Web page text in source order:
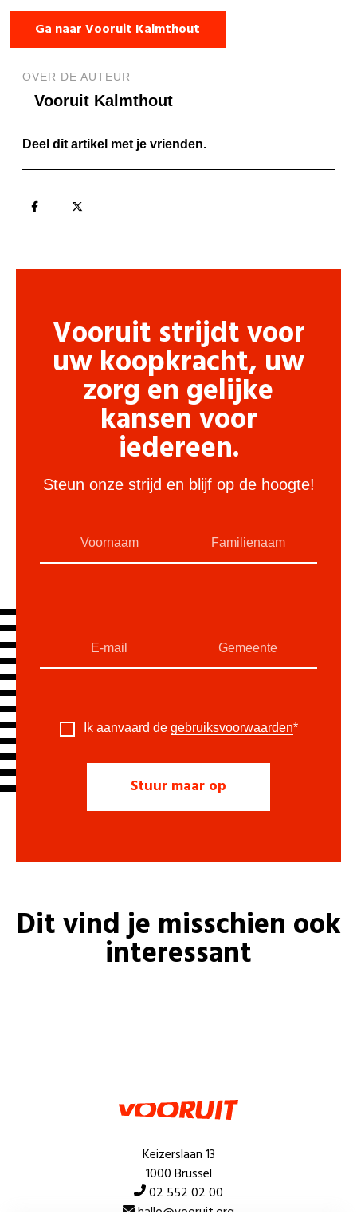
Ga naar Vooruit Kalmthout
OVER DE AUTEUR
Vooruit Kalmthout
Deel dit artikel met je vrienden.
Vooruit strijdt voor
uw koopkracht, uw
zorg en gelijke
kansen voor
iedereen.
Steun onze strijd en blijf op de hoogte!
Ik aanvaard de gebruiksvoorwaarden*
Dit vind je misschien ook
interessant
Keizerslaan 13
1000 Brussel
02 552 02 00
hallo@vooruit.org